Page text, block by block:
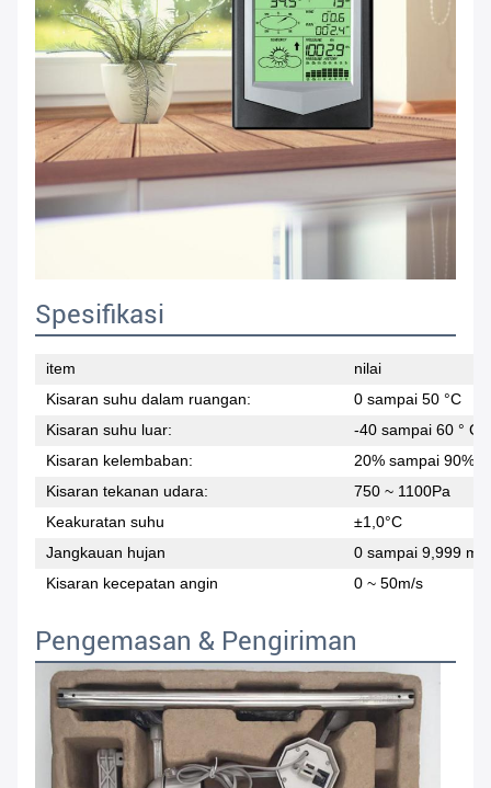
Spesifikasi
item
nilai
Kisaran suhu dalam ruangan:
0 sampai 50 °C
Kisaran suhu luar:
-40 sampai 60 ° C
Kisaran kelembaban:
20% sampai 90%
Kisaran tekanan udara:
750 ~ 1100Pa
Keakuratan suhu
±1,0°C
Jangkauan hujan
0 sampai 9,999 mm
Kisaran kecepatan angin
0 ~ 50m/s
Pengemasan & Pengiriman